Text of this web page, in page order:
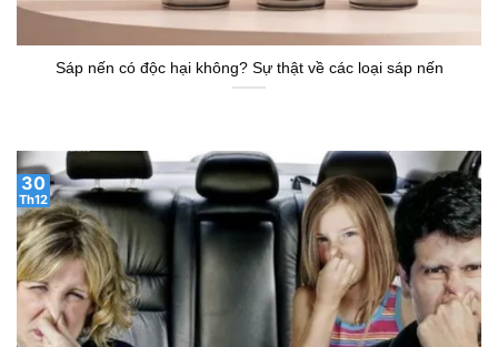
Sáp nến có độc hại không? Sự thật về các loại sáp nến
30
Th12